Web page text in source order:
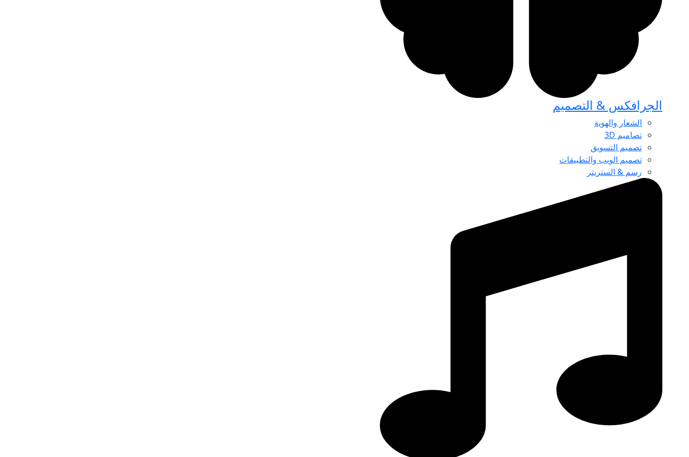
الجرافكس & التصميم
الشعار والهوية
تصاميم 3D
تصميم التسويق
تصميم الويب والتطبيقات
رسم & الستريتر